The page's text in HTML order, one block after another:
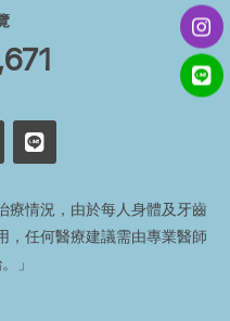
療情況，由於每人身體及牙齒
，任何醫療建議需由專業醫師
」